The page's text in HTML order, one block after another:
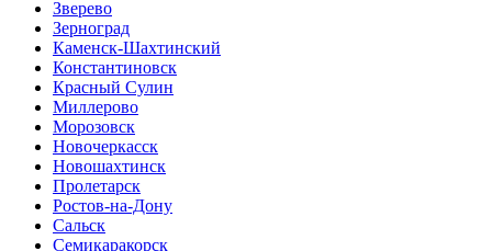
Зверево
Зерноград
Каменск-Шахтинский
Константиновск
Красный Сулин
Миллерово
Морозовск
Новочеркасск
Новошахтинск
Пролетарск
Ростов-на-Дону
Сальск
Семикаракорск